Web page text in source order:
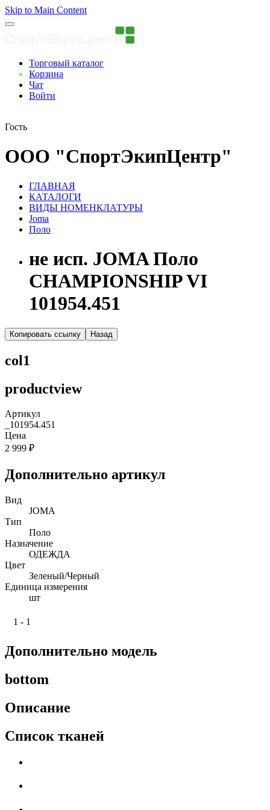
Skip to Main Content
Торговый каталог
Корзина
Чат
Войти
Гость
ООО "СпортЭкипЦентр"
ГЛАВНАЯ
КАТАЛОГИ
ВИДЫ НОМЕНКЛАТУРЫ
Joma
Поло
не исп. JOMA Поло
CHAMPIONSHIP VI
101954.451
Копировать ссылку Назад
col1
productview
Артикул
_101954.451
Цена
2 999 ₽
Дополнительно артикул
Вид
JOMA
Тип
Поло
Назначение
ОДЕЖДА
Цвет
Зеленый/Черный
Единица измерения
шт
1 - 1
Дополнительно модель
bottom
Описание
Список тканей